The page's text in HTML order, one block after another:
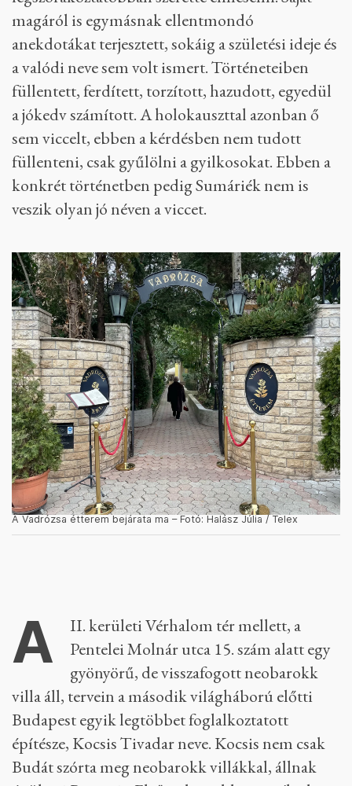
magáról is egymásnak ellentmondó
anekdotákat terjesztett, sokáig a születési ideje és
a valódi neve sem volt ismert. Történeteiben
füllentett, ferdített, torzított, hazudott, egyedül
a jókedv számított. A holokauszttal azonban ő
sem viccelt, ebben a kérdésben nem tudott
füllenteni, csak gyűlölni a gyilkosokat. Ebben a
konkrét történetben pedig Sumáriék nem is
veszik olyan jó néven a viccet.
A Vadrózsa étterem bejárata ma – Fotó: Halász Júlia / Telex
A
II. kerületi Vérhalom tér mellett, a
Pentelei Molnár utca 15. szám alatt egy
gyönyörű, de visszafogott neobarokk
villa áll, tervein a második világháború előtti
Budapest egyik legtöbbet foglalkoztatott
építésze, Kocsis Tivadar neve. Kocsis nem csak
Budát szórta meg neobarokk villákkal, állnak